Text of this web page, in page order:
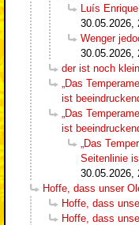
Luís
30.05.2026,
Wenger
30.05.2026,
der ist noch klein
„Das
ist
„Das
ist
„Das
Seitenlinie
30.05.2026,
Hoffe, dass unser
Hoffe, dass
Hoffe, dass